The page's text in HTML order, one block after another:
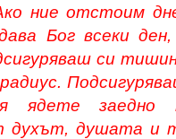
ние отстоим
Бог всеки ден,
си
ядете заедно
духът, душата и